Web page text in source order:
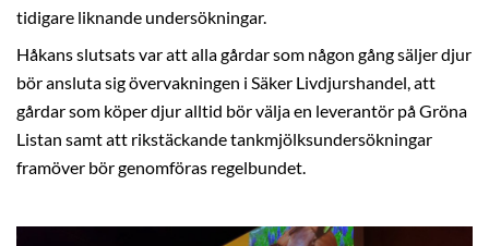
tidigare liknande undersökningar.
Håkans slutsats var att alla gårdar som någon gång säljer djur
bör ansluta sig övervakningen i Säker Livdjurshandel, att
gårdar som köper djur alltid bör välja en leverantör på Gröna
Listan samt att rikstäckande tankmjölksundersökningar
framöver bör genomföras regelbundet.